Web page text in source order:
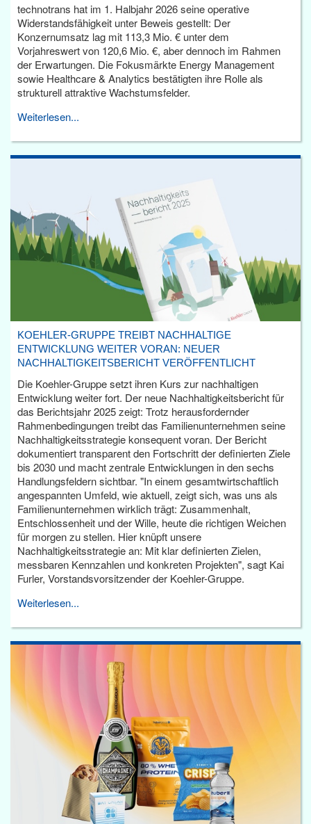
technotrans hat im 1. Halbjahr 2026 seine operative
Widerstandsfähigkeit unter Beweis gestellt: Der
Konzernumsatz lag mit 113,3 Mio. € unter dem
Vorjahreswert von 120,6 Mio. €, aber dennoch im Rahmen
der Erwartungen. Die Fokusmärkte Energy Management
sowie Healthcare & Analytics bestätigten ihre Rolle als
strukturell attraktive Wachstumsfelder.
Weiterlesen...
KOEHLER-GRUPPE TREIBT NACHHALTIGE
ENTWICKLUNG WEITER VORAN: NEUER
NACHHALTIGKEITSBERICHT VERÖFFENTLICHT
Die Koehler-Gruppe setzt ihren Kurs zur nachhaltigen
Entwicklung weiter fort. Der neue Nachhaltigkeitsbericht für
das Berichtsjahr 2025 zeigt: Trotz herausfordernder
Rahmenbedingungen treibt das Familienunternehmen seine
Nachhaltigkeitsstrategie konsequent voran. Der Bericht
dokumentiert transparent den Fortschritt der definierten Ziele
bis 2030 und macht zentrale Entwicklungen in den sechs
Handlungsfeldern sichtbar. "In einem gesamtwirtschaftlich
angespannten Umfeld, wie aktuell, zeigt sich, was uns als
Familienunternehmen wirklich trägt: Zusammenhalt,
Entschlossenheit und der Wille, heute die richtigen Weichen
für morgen zu stellen. Hier knüpft unsere
Nachhaltigkeitsstrategie an: Mit klar definierten Zielen,
messbaren Kennzahlen und konkreten Projekten", sagt Kai
Furler, Vorstandsvorsitzender der Koehler-Gruppe.
Weiterlesen...